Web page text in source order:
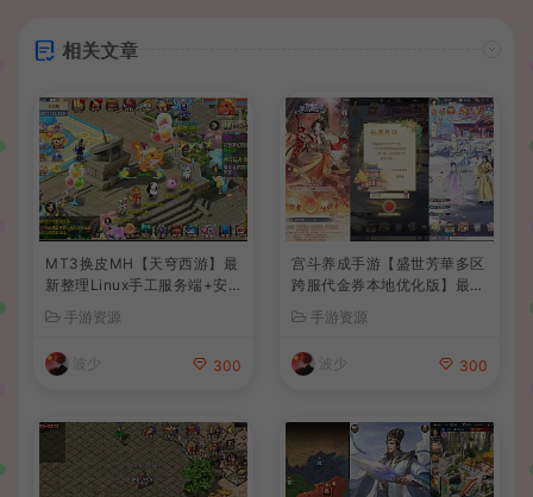
相关文章
MT3换皮MH【天穹西游】最
新整理Linux手工服务端+安
卓苹果双端+GM后台+详细搭
建教程+全套源码+视频教程
手游资源
波少 300
宫斗养成手游【盛世芳華多区
跨服代金券本地优化版】最新
整理单机一键即玩端+Linux
手工服务端+CDK授权后台
+安卓+详细搭建教程
手游资源
波少 300